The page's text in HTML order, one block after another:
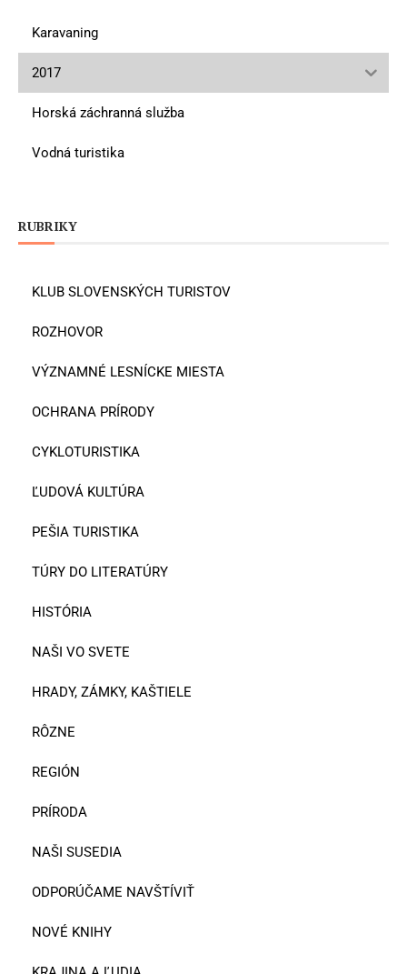
Karavaning
2017
Horská záchranná služba
Vodná turistika
RUBRIKY
KLUB SLOVENSKÝCH TURISTOV
ROZHOVOR
VÝZNAMNÉ LESNÍCKE MIESTA
OCHRANA PRÍRODY
CYKLOTURISTIKA
ĽUDOVÁ KULTÚRA
PEŠIA TURISTIKA
TÚRY DO LITERATÚRY
HISTÓRIA
NAŠI VO SVETE
HRADY, ZÁMKY, KAŠTIELE
RÔZNE
REGIÓN
PRÍRODA
NAŠI SUSEDIA
ODPORÚČAME NAVŠTÍVIŤ
NOVÉ KNIHY